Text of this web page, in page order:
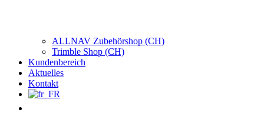
ALLNAV Zubehörshop (CH)
Trimble Shop (CH)
Kundenbereich
Aktuelles
Kontakt